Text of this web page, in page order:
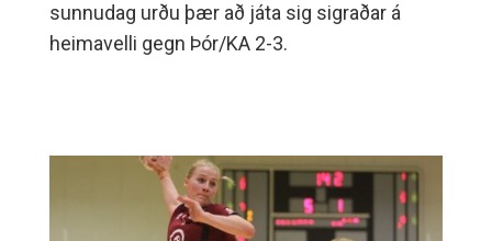
sunnudag urðu þær að játa sig sigraðar á
heimavelli gegn Þór/KA 2-3.